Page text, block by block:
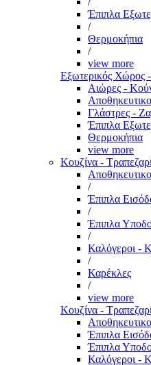
Έπιπλα
/
Θερμοκήπια
/
view more
Εξωτερικός Χώρος
Αιώρες -
Γλάστρες -
Έπιπλα
Θερμοκήπια
view more
Κουζίνα -
/
Έπιπλα
/
Έπιπλα
/
Καλόγεροι -
/
Καρέκλες
/
view more
Κουζίνα -
Έπιπλα
Έπιπλα
Καλόγεροι -